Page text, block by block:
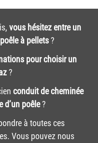
vous hésitez entre un
à pellets?
pour choisir un
?
conduit de cheminée
d’un poêle?
à toutes ces
Vous pouvez nous